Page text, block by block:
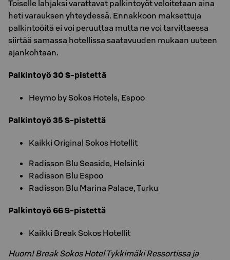
Toiselle lahjaksi varattavat palkintoyöt veloitetaan aina
heti varauksen yhteydessä. Ennakkoon maksettuja
palkintoöitä ei voi peruuttaa mutta ne voi tarvittaessa
siirtää samassa hotellissa saatavuuden mukaan uuteen
ajankohtaan.
Palkintoyö 30 S-pistettä
Heymo by Sokos Hotels, Espoo
Palkintoyö 35 S-pistettä
Kaikki Original Sokos Hotellit
Radisson Blu Seaside, Helsinki
Radisson Blu Espoo
Radisson Blu Marina Palace, Turku
Palkintoyö 66 S-pistettä
Kaikki Break Sokos Hotellit
Huom! Break Sokos Hotel Tykkimäki Ressortissa ja